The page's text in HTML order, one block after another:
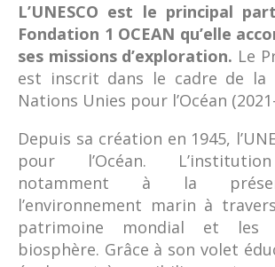
L’UNESCO est le principal
Fondation 1 OCEAN qu’elle
ses missions d’exploration. Le
est inscrit dans le cadre de la
Nations Unies pour l’Océan
Depuis sa création en 1945,
pour l’Océan.
notamment à la
l’environnement marin à
patrimoine mondial et les
biosphère. Grâce à son volet